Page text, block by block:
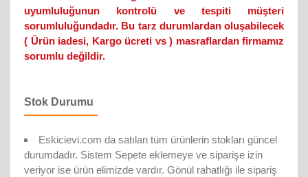
uyumluluğunun kontrolü ve tespiti müşteri
sorumluluğundadır. Bu tarz durumlardan oluşabilecek
( Ürün iadesi, Kargo ücreti vs ) masraflardan firmamız
sorumlu değildir.
Stok Durumu
Eskicievi.com da satılan tüm ürünlerin stokları güncel
durumdadır. Sistem Sepete eklemeye ve siparişe izin
veriyor ise ürün elimizde vardır. Gönül rahatlığı ile sipariş